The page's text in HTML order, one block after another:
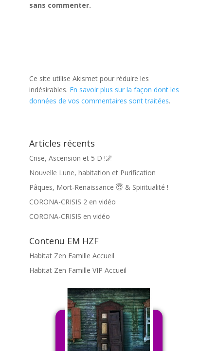
sans commenter.
Ce site utilise Akismet pour réduire les
indésirables. En savoir plus sur la façon dont les
données de vos commentaires sont traitées.
Articles récents
Crise, Ascension et 5 D !🌌
Nouvelle Lune, habitation et Purification
Pâques, Mort-Renaissance 😇 & Spiritualité !
CORONA-CRISIS 2 en vidéo
CORONA-CRISIS en vidéo
Contenu EM HZF
Habitat Zen Famille Accueil
Habitat Zen Famille VIP Accueil